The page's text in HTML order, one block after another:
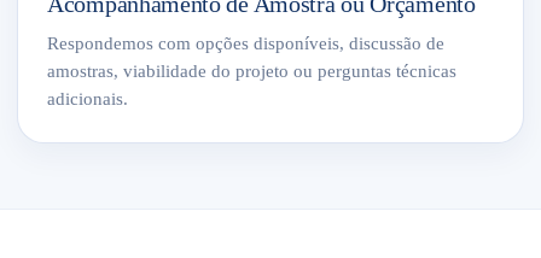
Respondemos com opções disponíveis, discussão de
amostras, viabilidade do projeto ou perguntas técnicas
adicionais.